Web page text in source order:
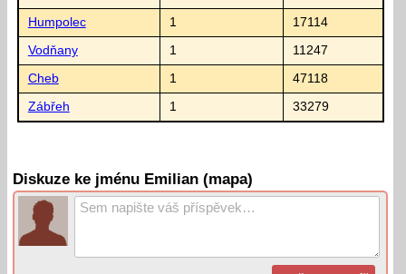
Humpolec 1 17114
Vodňany 1 11247
Cheb 1 47118
Zábřeh 1 33279
Diskuze ke jménu Emilian (mapa)